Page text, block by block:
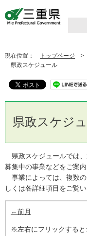
現在位置： トップページ >
県政スケジュール
県政スケジ
県政スケジュールでは、
募集中の事業などをご案内
事業によっては、複数
しくは各詳細項目をご覧
←前月
※左右にフリックすると